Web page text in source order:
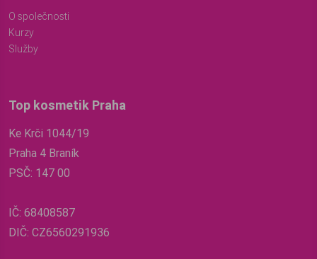
O společnosti
Kurzy
Služby
Top kosmetik Praha
Ke Krči 1044/19
Praha 4 Braník
PSČ: 147 00
IČ: 68408587
DIČ: CZ6560291936